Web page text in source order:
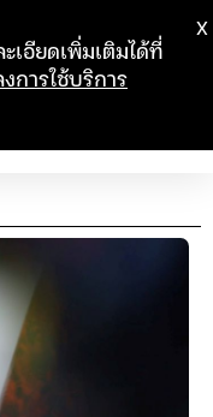
เอียดเพิ่มเติมได้ที่
การใช้บริการ
X